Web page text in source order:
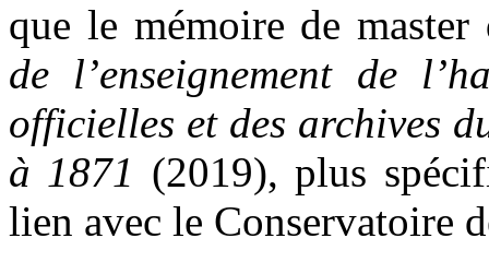
que le mémoire de
de l’enseignement de
officielles et des archives
à 1871 (2019), plus
lien avec le Conservatoire